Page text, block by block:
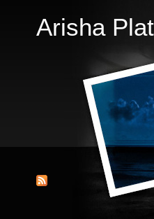
Arisha